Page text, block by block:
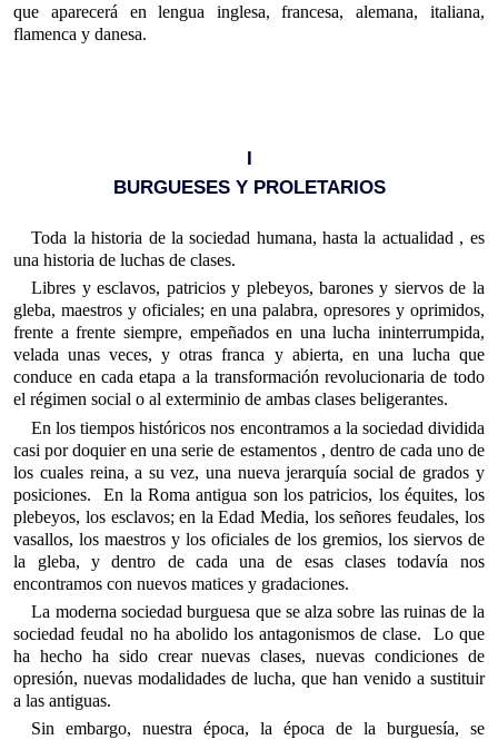
que aparecerá en lengua inglesa, francesa, alemana, italiana,
flamenca y danesa.
I
BURGUESES Y PROLETARIOS
Toda la historia de la sociedad humana, hasta la actualidad , es
una historia de luchas de clases.
Libres y esclavos, patricios y plebeyos, barones y siervos de la
gleba, maestros y oficiales; en una palabra, opresores y oprimidos,
frente a frente siempre, empeñados en una lucha ininterrumpida,
velada unas veces, y otras franca y abierta, en una lucha que
conduce en cada etapa a la transformación revolucionaria de todo
el régimen social o al exterminio de ambas clases beligerantes.
En los tiempos históricos nos encontramos a la sociedad dividida
casi por doquier en una serie de estamentos , dentro de cada uno de
los cuales reina, a su vez, una nueva jerarquía social de grados y
posiciones. En la Roma antigua son los patricios, los équites, los
plebeyos, los esclavos; en la Edad Media, los señores feudales, los
vasallos, los maestros y los oficiales de los gremios, los siervos de
la gleba, y dentro de cada una de esas clases todavía nos
encontramos con nuevos matices y gradaciones.
La moderna sociedad burguesa que se alza sobre las ruinas de la
sociedad feudal no ha abolido los antagonismos de clase. Lo que
ha hecho ha sido crear nuevas clases, nuevas condiciones de
opresión, nuevas modalidades de lucha, que han venido a sustituir
a las antiguas.
Sin embargo, nuestra época, la época de la burguesía, se